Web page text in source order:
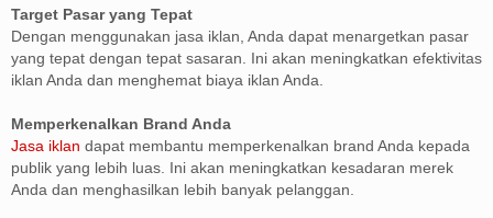
Target Pasar yang Tepat
Dengan menggunakan jasa iklan, Anda dapat menargetkan pasar
yang tepat dengan tepat sasaran. Ini akan meningkatkan efektivitas
iklan Anda dan menghemat biaya iklan Anda.
Memperkenalkan Brand Anda
Jasa iklan dapat membantu memperkenalkan brand Anda kepada
publik yang lebih luas. Ini akan meningkatkan kesadaran merek
Anda dan menghasilkan lebih banyak pelanggan.